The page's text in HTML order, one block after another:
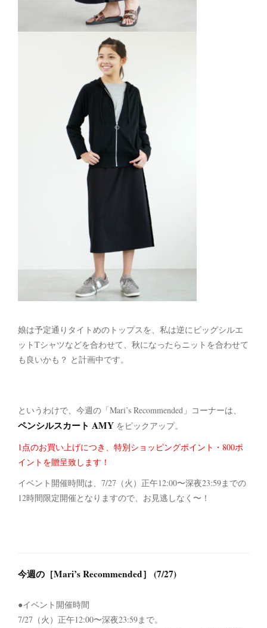
娘は予定通りタイトめのトップスを、私は逆にビッグシルエ
ットTシャツなどを合わせて、秋になったらニットを合わせて
も良いかも？ と計画中です。
というわけで、今週の「Mari’s Recommended」コーナーは、
ペンシルスカート AMY をピックアップ。
1点のお買い上げにつき、特別ショッピングポイント・800ポ
イントを贈呈致します！
イベント開催時間は、7/27（火）正午12:00〜深夜23:59までの
12時間限定開催となりますので、お見逃しなく〜！
今週の［Mari’s Recommended］ (7/27)
●イベント開催時間
7/27（火）正午12:00〜深夜23:59まで。